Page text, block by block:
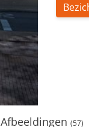
Afbeeldingen (57)